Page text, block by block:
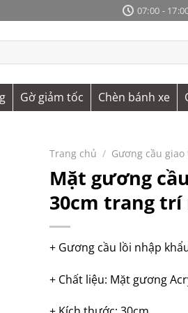
07:00 -
Gờ giảm tốc Chèn bánh xe
Trang chủ / Gương cầu
Mặt gương
30cm trang
+ Gương cầu lồi nhập
+ Chất liệu: Mặt gương